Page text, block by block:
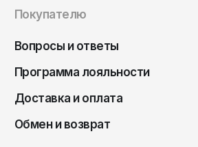
Покупателю
Вопросы и ответы
Программа лояльности
Доставка и оплата
Обмен и возврат